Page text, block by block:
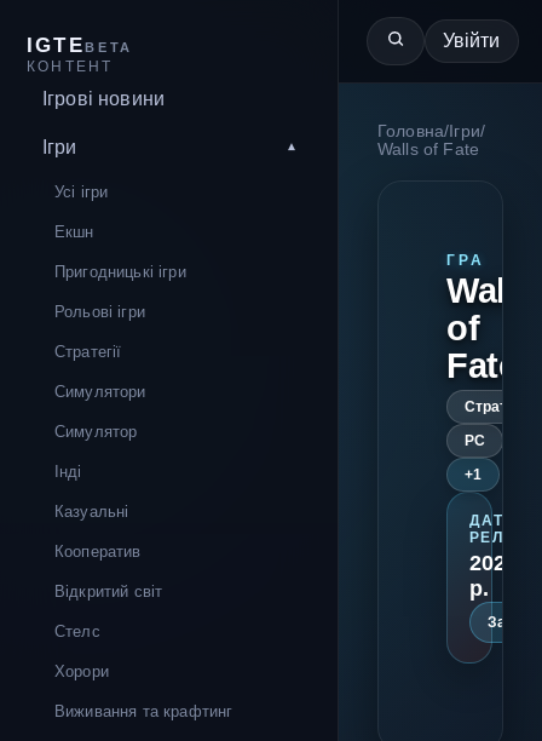
IGTEBETA
КОНТЕНТ
Ігрові новини
Ігри
Усі ігри
Екшн
Пригодницькі ігри
Рольові ігри
Стратегії
Симулятори
Симулятор
Інді
Казуальні
Кооператив
Відкритий світ
Стелс
Хорори
Виживання та крафтинг
Увійти
Головна/ Ігри/
Walls of Fate
ГРА
Walls
of
Fate
Стратегія
PC
+1
ДАТА
РЕЛІЗУ
2027
р.